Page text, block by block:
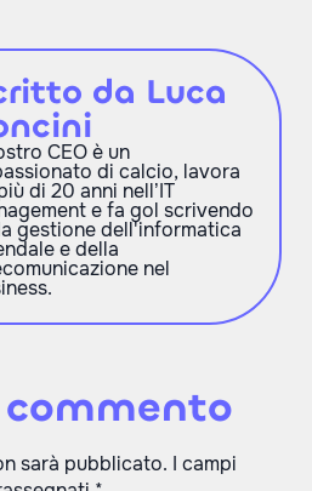
da Luca
CEO è un
di calcio, lavora
di 20 anni nell’IT
e fa gol scrivendo
gestione dell'informatica
e della
nel
sarà pubblicato. I campi